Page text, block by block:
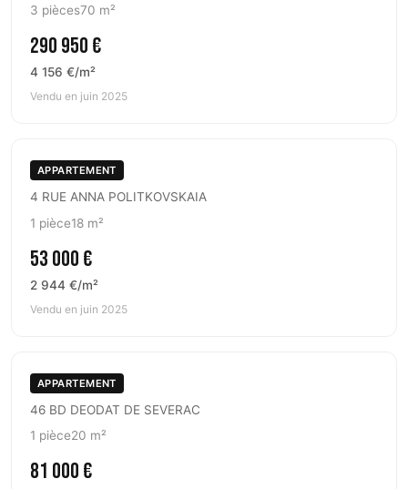
3 pièces70 m²
290 950 €
4 156 €/m²
Vendu en juin 2025
APPARTEMENT
4 RUE ANNA POLITKOVSKAIA
1 pièce18 m²
53 000 €
2 944 €/m²
Vendu en juin 2025
APPARTEMENT
46 BD DEODAT DE SEVERAC
1 pièce20 m²
81 000 €